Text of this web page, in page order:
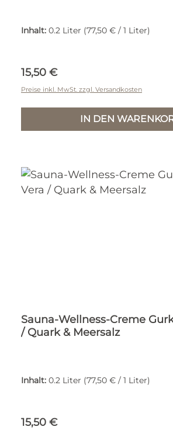
Inhalt: 0.2 Liter (77,50 € / 1 Liter)
Regulärer Preis:
15,50 €
Preise inkl. MwSt. zzgl. Versandkosten
IN DEN
Sauna-Wellness-Creme
/ Quark & Meersalz
Inhalt: 0.2 Liter (77,50 € / 1 Liter)
Regulärer Preis:
15,50 €